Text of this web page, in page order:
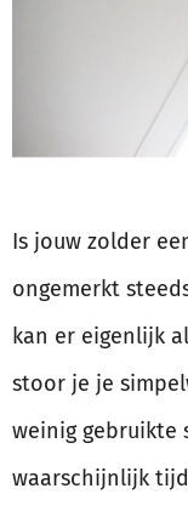
Is jouw zolder
ongemerkt
kan er eigenlijk
stoor je je
weinig gebruikte
waarschijnlijk